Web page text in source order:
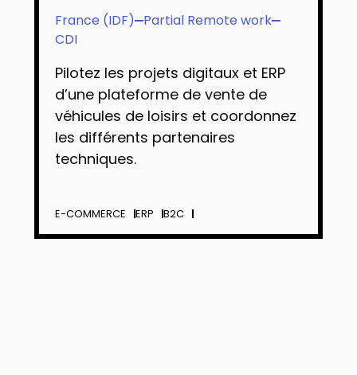
France (IDF) Partial Remote work
CDI
Pilotez les projets digitaux et ERP
d’une plateforme de vente de
véhicules de loisirs et coordonnez
les différents partenaires
techniques.
E-COMMERCE ERP B2C